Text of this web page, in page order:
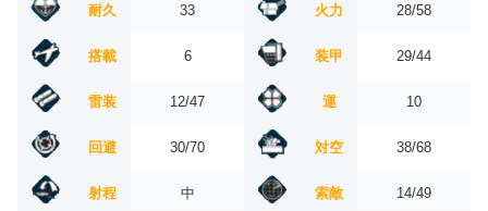
耐久 33 火力 28/58
搭載 6 装甲 29/44
雷装 12/47 運 10
回避 30/70 対空 38/68
射程 中 索敵 14/49